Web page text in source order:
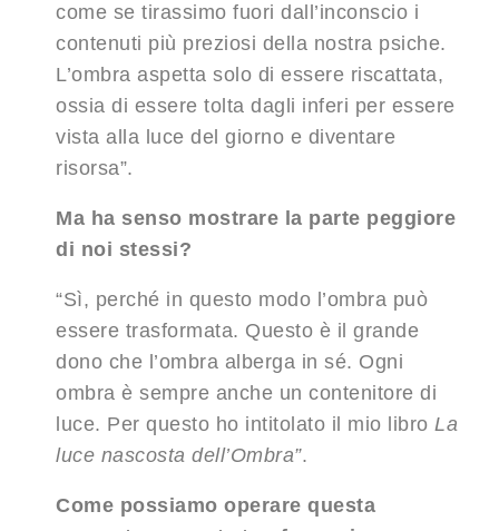
come se tirassimo fuori dall’inconscio i
contenuti più preziosi della nostra psiche.
L’ombra aspetta solo di essere riscattata,
ossia di essere tolta dagli inferi per essere
vista alla luce del giorno e diventare
risorsa”.
Ma ha senso mostrare la parte peggiore
di noi stessi?
“Sì, perché in questo modo l’ombra può
essere trasformata. Questo è il grande
dono che l’ombra alberga in sé. Ogni
ombra è sempre anche un contenitore di
luce. Per questo ho intitolato il mio libro La
luce nascosta dell’Ombra”.
Come possiamo operare questa